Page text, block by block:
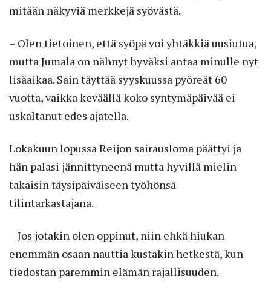
mitään näkyviä merkkejä syövästä.
– Olen tietoinen, että syöpä voi yhtäkkiä uusiutua,
mutta Jumala on nähnyt hyväksi antaa minulle nyt
lisäaikaa. Sain täyttää syyskuussa pyöreät 60
vuotta, vaikka keväällä koko syntymäpäivää ei
uskaltanut edes ajatella.
Lokakuun lopussa Reijon sairausloma päättyi ja
hän palasi jännittyneenä mutta hyvillä mielin
takaisin täysipäiväiseen työhönsä
tilintarkastajana.
– Jos jotakin olen oppinut, niin ehkä hiukan
enemmän osaan nauttia kustakin hetkestä, kun
tiedostan paremmin elämän rajallisuuden.